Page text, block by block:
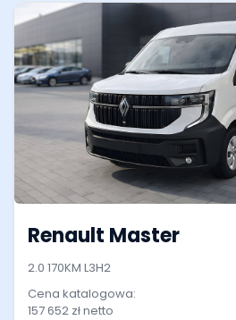
Renault Master
2.0 170KM L3H2
Cena katalogowa:
157 652 zł netto